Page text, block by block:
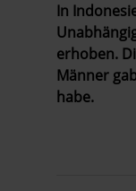
In
erhoben.
Männer
habe.